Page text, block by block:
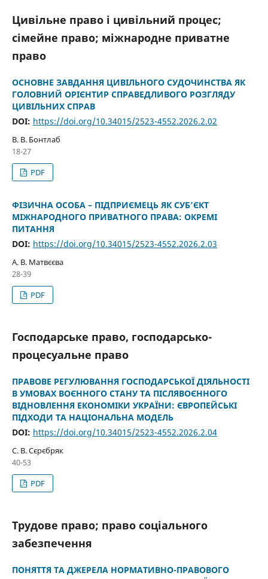
Цивільне право і цивільний процес;
cімейне право; міжнародне приватне
право
ОСНОВНЕ ЗАВДАННЯ ЦИВІЛЬНОГО СУДОЧИНСТВА ЯК
ГОЛОВНИЙ ОРІЄНТИР СПРАВЕДЛИВОГО РОЗГЛЯДУ
ЦИВІЛЬНИХ СПРАВ
DOI: https://doi.org/10.34015/2523-4552.2026.2.02
В. В. Бонтлаб
18-27
PDF
ФІЗИЧНА ОСОБА – ПІДПРИЄМЕЦЬ ЯК СУБ’ЄКТ
МІЖНАРОДНОГО ПРИВАТНОГО ПРАВА: ОКРЕМІ
ПИТАННЯ
DOI: https://doi.org/10.34015/2523-4552.2026.2.03
А. В. Матвєєва
28-39
PDF
Господарське право, господарсько-
процесуальне право
ПРАВОВЕ РЕГУЛЮВАННЯ ГОСПОДАРСЬКОЇ ДІЯЛЬНОСТІ
В УМОВАХ ВОЄННОГО СТАНУ ТА ПІСЛЯВОЄННОГО
ВІДНОВЛЕННЯ ЕКОНОМІКИ УКРАЇНИ: ЄВРОПЕЙСЬКІ
ПІДХОДИ ТА НАЦІОНАЛЬНА МОДЕЛЬ
DOI: https://doi.org/10.34015/2523-4552.2026.2.04
С. В. Сєрєбряк
40-53
PDF
Трудове право; право соціального
забезпечення
ПОНЯТТЯ ТА ДЖЕРЕЛА НОРМАТИВНО-ПРАВОВОГО